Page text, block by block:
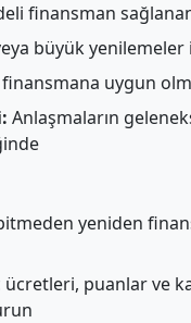
finansman
büyük
uygun
Anlaşmaların
yeniden
ücretleri, puanlar ve